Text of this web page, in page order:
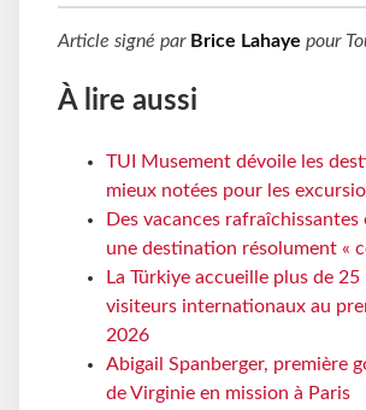
Article signé par Brice Lahaye pour
À lire aussi
TUI Musement dévoile les
mieux notées pour les
Des vacances rafraîchissantes
une destination résolument «
La Türkiye accueille plus de
visiteurs internationaux au
2026
Abigail Spanberger, première
de Virginie en mission à Paris